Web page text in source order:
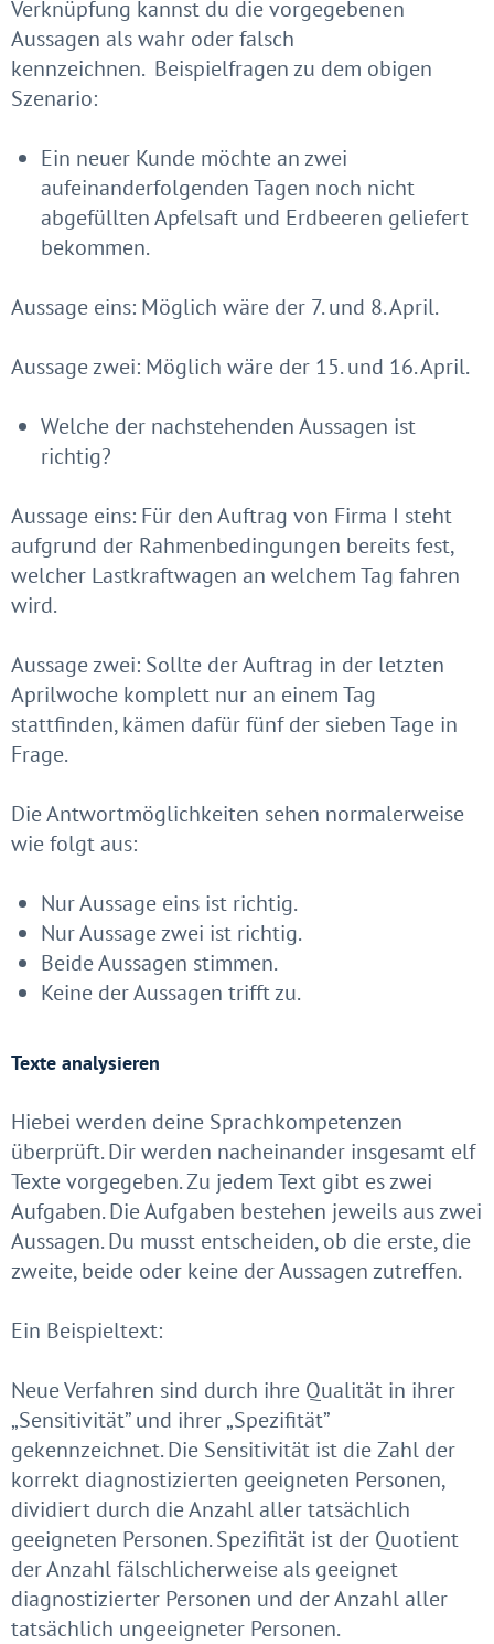
Verknüpfung kannst du die vorgegebenen
Aussagen als wahr oder falsch
kennzeichnen. Beispielfragen zu dem obigen
Szenario:
Ein neuer Kunde möchte an zwei
aufeinanderfolgenden Tagen noch nicht
abgefüllten Apfelsaft und Erdbeeren geliefert
bekommen.
Aussage eins: Möglich wäre der 7. und 8. April.
Aussage zwei: Möglich wäre der 15. und 16. April.
Welche der nachstehenden Aussagen ist
richtig?
Aussage eins: Für den Auftrag von Firma I steht
aufgrund der Rahmenbedingungen bereits fest,
welcher Lastkraftwagen an welchem Tag fahren
wird.
Aussage zwei: Sollte der Auftrag in der letzten
Aprilwoche komplett nur an einem Tag
stattfinden, kämen dafür fünf der sieben Tage in
Frage.
Die Antwortmöglichkeiten sehen normalerweise
wie folgt aus:
Nur Aussage eins ist richtig.
Nur Aussage zwei ist richtig.
Beide Aussagen stimmen.
Keine der Aussagen trifft zu.
Texte analysieren
Hiebei werden deine Sprachkompetenzen
überprüft. Dir werden nacheinander insgesamt elf
Texte vorgegeben. Zu jedem Text gibt es zwei
Aufgaben. Die Aufgaben bestehen jeweils aus zwei
Aussagen. Du musst entscheiden, ob die erste, die
zweite, beide oder keine der Aussagen zutreffen.
Ein Beispieltext:
Neue Verfahren sind durch ihre Qualität in ihrer
„Sensitivität” und ihrer „Spezifität”
gekennzeichnet. Die Sensitivität ist die Zahl der
korrekt diagnostizierten geeigneten Personen,
dividiert durch die Anzahl aller tatsächlich
geeigneten Personen. Spezifität ist der Quotient
der Anzahl fälschlicherweise als geeignet
diagnostizierter Personen und der Anzahl aller
tatsächlich ungeeigneter Personen.